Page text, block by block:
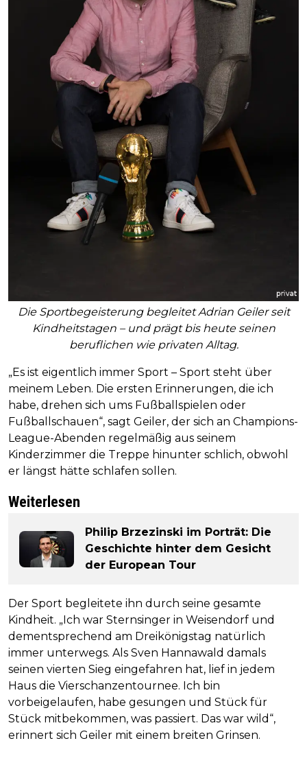
Die Sportbegeisterung begleitet Adrian Geiler seit
Kindheitstagen – und prägt bis heute seinen
beruflichen wie privaten Alltag.
„Es ist eigentlich immer Sport – Sport steht über
meinem Leben. Die ersten Erinnerungen, die ich
habe, drehen sich ums Fußballspielen oder
Fußballschauen“, sagt Geiler, der sich an Champions-
League-Abenden regelmäßig aus seinem
Kinderzimmer die Treppe hinunter schlich, obwohl
er längst hätte schlafen sollen.
Weiterlesen
Philip Brzezinski im Porträt: Die
Geschichte hinter dem Gesicht
der European Tour
Der Sport begleitete ihn durch seine gesamte
Kindheit. „Ich war Sternsinger in Weisendorf und
dementsprechend am Dreikönigstag natürlich
immer unterwegs. Als Sven Hannawald damals
seinen vierten Sieg eingefahren hat, lief in jedem
Haus die Vierschanzentournee. Ich bin
vorbeigelaufen, habe gesungen und Stück für
Stück mitbekommen, was passiert. Das war wild“,
erinnert sich Geiler mit einem breiten Grinsen.